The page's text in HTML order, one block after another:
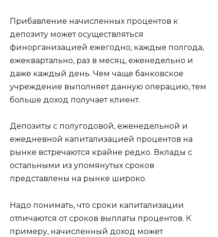
Прибавление начисленных процентов к
депозиту может осуществляться
финорганизацией ежегодно, каждые полгода,
ежеквартально, раз в месяц, еженедельно и
даже каждый день. Чем чаще банковское
учреждение выполняет данную операцию, тем
больше доход получает клиент.
Депозиты с полугодовой, еженедельной и
ежедневной капитализацией процентов на
рынке встречаются крайне редко. Вклады с
остальными из упомянутых сроков
представлены на рынке широко.
Надо понимать, что сроки капитализации
отличаются от сроков выплаты процентов. К
примеру, начисленный доход может